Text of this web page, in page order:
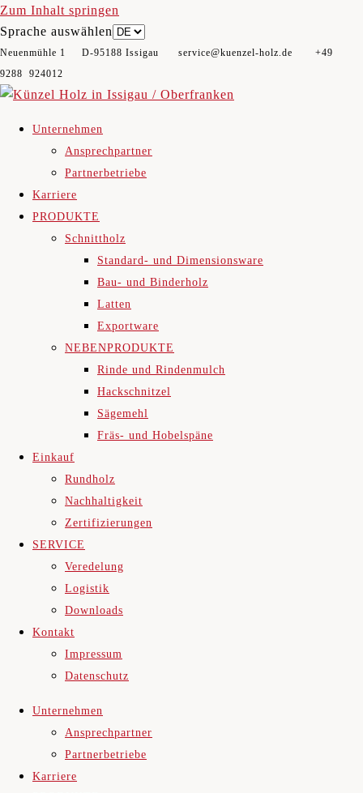
Zum Inhalt springen
Sprache auswählen
Neuenmühle 1 D-95188 Issigau​ service@kuenzel-holz.de +49
9288 924012
Unternehmen
Ansprechpartner
Partnerbetriebe
Karriere
PRODUKTE
Schnittholz
Standard- und Dimensionsware
Bau- und Binderholz
Latten
Exportware
NEBENPRODUKTE
Rinde und Rindenmulch
Hackschnitzel
Sägemehl
Fräs- und Hobelspäne
Einkauf
Rundholz
Nachhaltigkeit
Zertifizierungen
SERVICE
Veredelung
Logistik
Downloads
Kontakt
Impressum
Datenschutz
Unternehmen
Ansprechpartner
Partnerbetriebe
Karriere